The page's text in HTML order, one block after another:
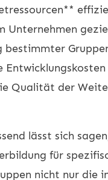
Unternehmen
bestimmter
Entwicklungskosten
Qualität der
lässt sich
für
nicht nur die